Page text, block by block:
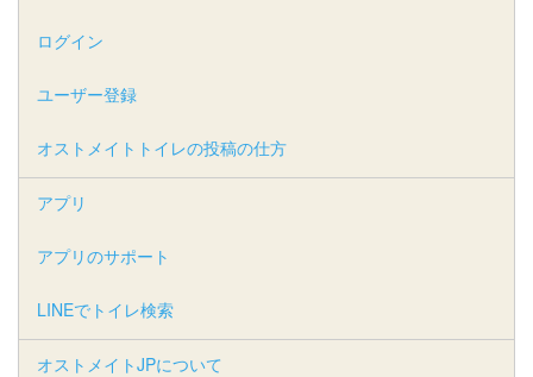
ログイン
ユーザー登録
オストメイトトイレの投稿の仕方
アプリ
アプリのサポート
LINEでトイレ検索
オストメイトJPについて